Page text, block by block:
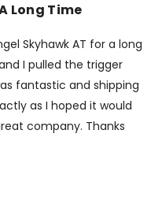
Long Time
Skyhawk AT for a long
I pulled the trigger
fantastic and shipping
as I hoped it would
company. Thanks